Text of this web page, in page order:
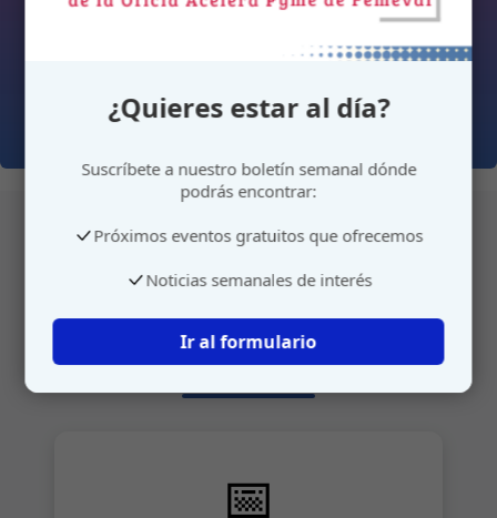
Atención personalizada
Gestione su cita o envíenos sus sugerencias de
manera rápida y sencilla.
📅
¿Quieres estar al día?
Suscríbete a nuestro boletín semanal dónde
podrás encontrar:
Próximos eventos gratuitos que ofrecemos
Noticias semanales de interés
Ir al formulario